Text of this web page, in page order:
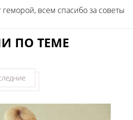
геморой, всем спасибо за советы
ПО ТЕМЕ